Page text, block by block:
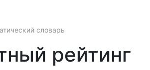
словарь
рейтинг